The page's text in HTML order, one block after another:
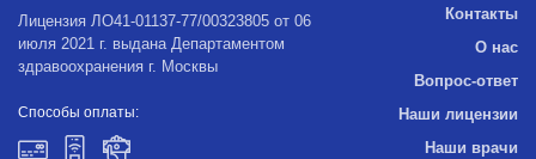
Лицензия ЛО41-01137-77/00323805 от 06
июля 2021 г. выдана Департаментом
здравоохранения г. Москвы
Способы оплаты:
Контакты
О нас
Вопрос-ответ
Наши лицензии
Наши врачи